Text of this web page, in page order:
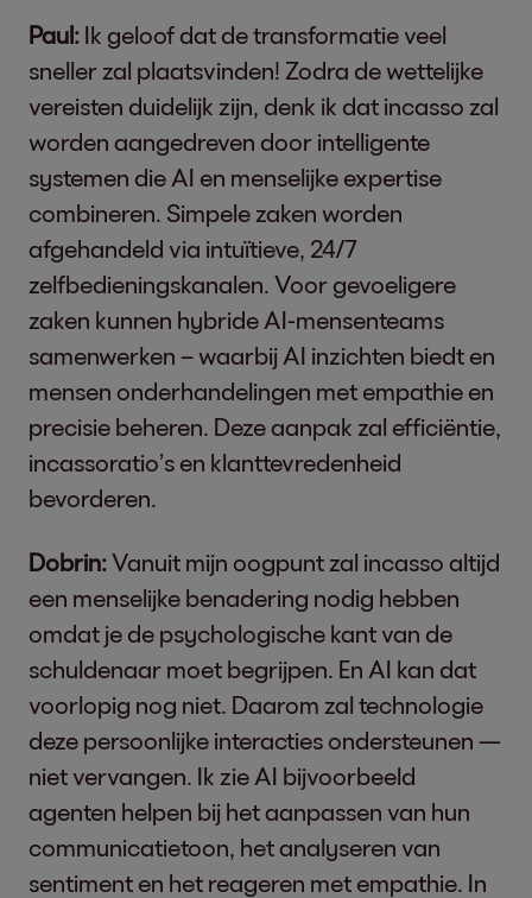
Paul: Ik geloof dat de transformatie veel
sneller zal plaatsvinden! Zodra de wettelijke
vereisten duidelijk zijn, denk ik dat incasso zal
worden aangedreven door intelligente
systemen die AI en menselijke expertise
combineren. Simpele zaken worden
afgehandeld via intuïtieve, 24/7
zelfbedieningskanalen. Voor gevoeligere
zaken kunnen hybride AI-mensenteams
samenwerken – waarbij AI inzichten biedt en
mensen onderhandelingen met empathie en
precisie beheren. Deze aanpak zal efficiëntie,
incassoratio’s en klanttevredenheid
bevorderen.
Dobrin:Vanuit mijn oogpunt zal incasso altijd
een menselijke benadering nodig hebben
omdat je de psychologische kant van de
schuldenaar moet begrijpen. En AI kan dat
voorlopig nog niet. Daarom zal technologie
deze persoonlijke interacties ondersteunen —
niet vervangen. Ik zie AI bijvoorbeeld
agenten helpen bij het aanpassen van hun
communicatietoon, het analyseren van
sentiment en het reageren met empathie. In